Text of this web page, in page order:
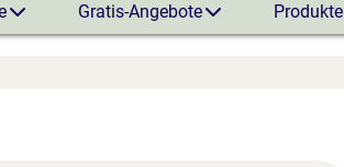
Gratis-Angebote Produkte